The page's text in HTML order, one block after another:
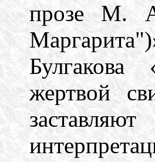
прозе М.
жертвой